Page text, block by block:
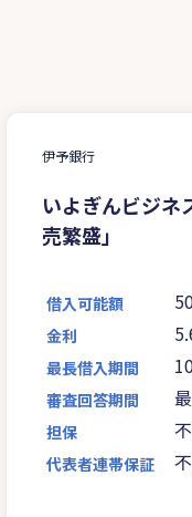
伊予銀行
いよぎんビジネ
売繁盛」
借入可能額
金利
最長借入期間
審査回答期間
担保
代表者連帯保証